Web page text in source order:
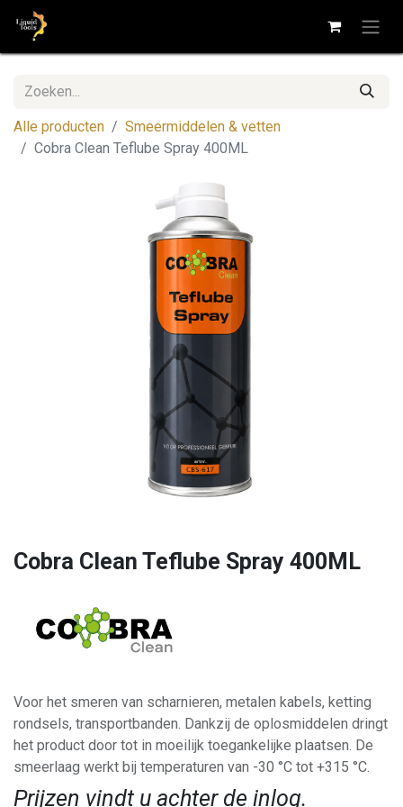
Alle producten
Smeermiddelen & vetten
Cobra Clean Teflube Spray 400ML
Cobra Clean Teflube Spray 400ML
Voor het smeren van scharnieren, metalen kabels, ketting
rondsels, transportbanden. Dankzij de oplosmiddelen dringt
het product door tot in moeilijk toegankelijke plaatsen. De
smeerlaag werkt bij temperaturen van -30 °C tot +315 °C.
Prijzen vindt u achter de inlog.